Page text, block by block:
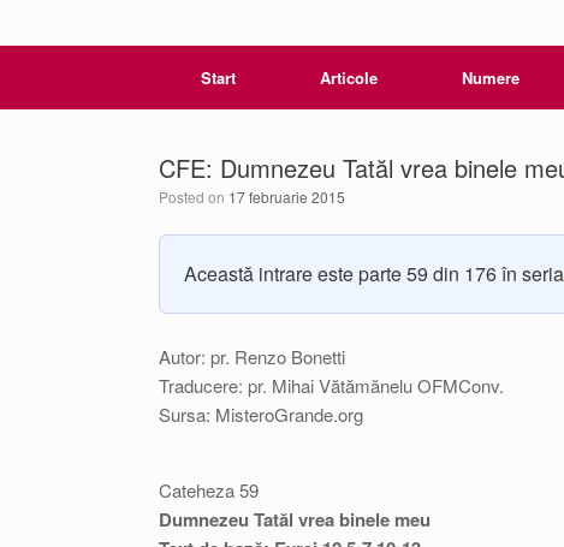
Start Articole Numere
CFE: Dumnezeu Tatăl vrea binele
Posted on 17 februarie 2015
Această intrare este parte 59 din 176 în seria
Autor: pr. Renzo Bonetti
Traducere: pr. Mihai Vătămănelu OFMConv.
Sursa: MisteroGrande.org
Cateheza 59
Dumnezeu Tatăl vrea binele meu